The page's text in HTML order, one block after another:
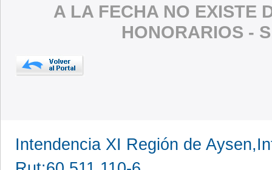
A LA FECHA NO EXISTE
HONORARIOS -
Intendencia XI Región de